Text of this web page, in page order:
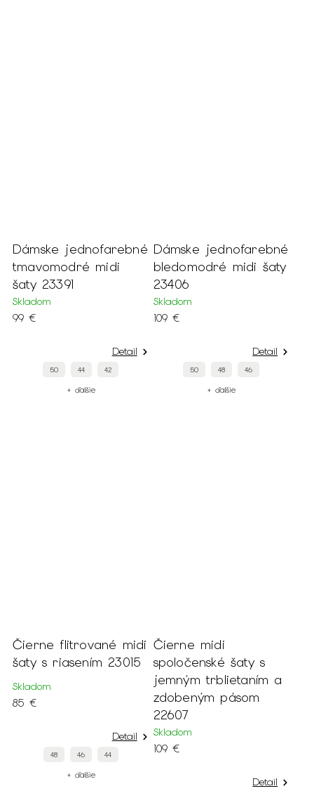
Dámske jednofarebné
tmavomodré midi
šaty 23391
Skladom
99 €
Detail
50 44 42
+ ďalšie
Dámske jednofarebné
bledomodré midi šaty
23406
Skladom
109 €
Detail
50 48 46
+ ďalšie
Čierne flitrované midi
šaty s riasením 23015
Skladom
85 €
Detail
48 46 44
+ ďalšie
Čierne midi
spoločenské šaty s
jemným trblietaním a
zdobeným pásom
22607
Skladom
109 €
Detail